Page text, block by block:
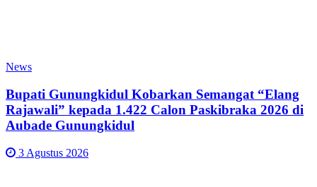
News
Bupati Gunungkidul Kobarkan Semangat “Elang
Rajawali” kepada 1.422 Calon Paskibraka 2026 di
Aubade Gunungkidul
3 Agustus 2026